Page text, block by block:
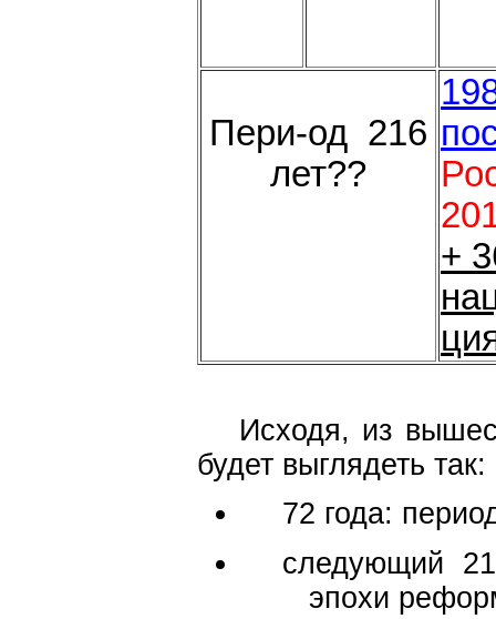
Пери-од 216
лет??
+
Исходя, из
будет выглядеть так:
72 года:
следующий
эпохи